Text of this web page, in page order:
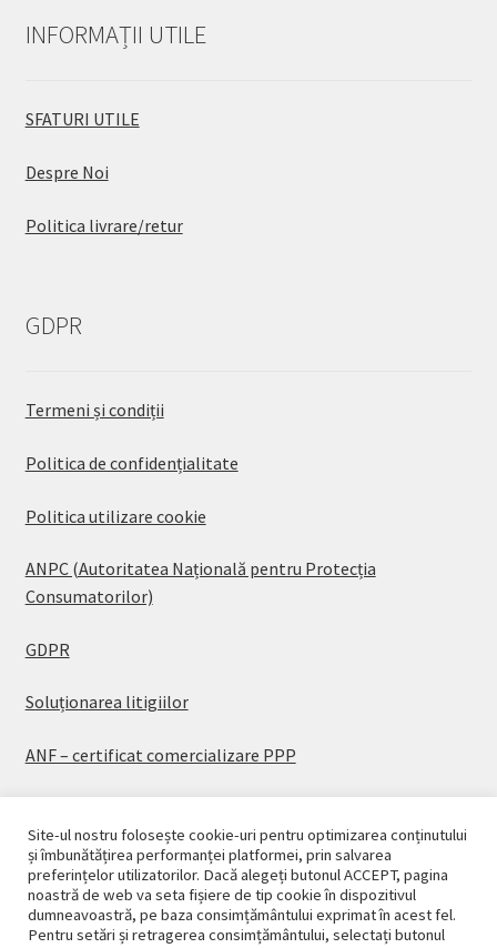
INFORMAȚII UTILE
SFATURI UTILE
Despre Noi
Politica livrare/retur
GDPR
Termeni și condiții
Politica de confidențialitate
Politica utilizare cookie
ANPC (Autoritatea Națională pentru Protecția
Consumatorilor)
GDPR
Soluționarea litigiilor
ANF – certificat comercializare PPP
© CASAPLANT 2026
Politică de confidențialitate
Site-ul nostru folosește cookie-uri pentru optimizarea conținutului
și îmbunătățirea performanței platformei, prin salvarea
preferințelor utilizatorilor. Dacă alegeți butonul ACCEPT, pagina
noastră de web va seta fișiere de tip cookie în dispozitivul
dumneavoastră, pe baza consimțământului exprimat în acest fel.
Pentru setări și retragerea consimțământului, selectați butonul